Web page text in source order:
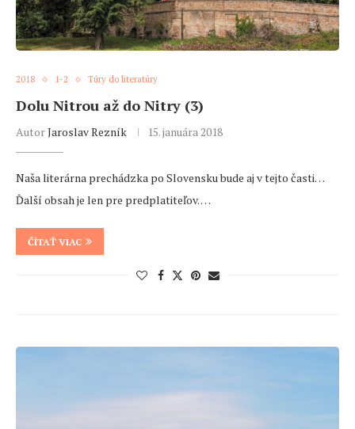
2018 1-2 Túry do literatúry
Dolu Nitrou až do Nitry (3)
AutorJaroslav Rezník 15. januára 2018
Naša literárna prechádzka po Slovensku bude aj v tejto časti…
Ďalší obsah je len pre predplatiteľov. …
ČÍTAŤ VIAC